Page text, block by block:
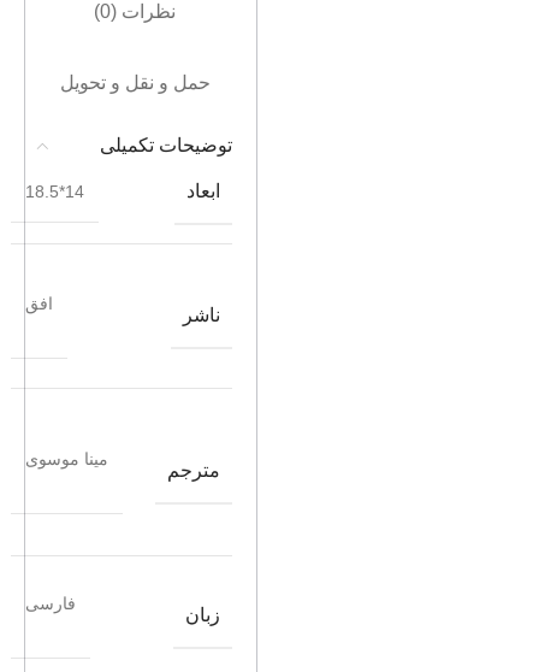
نظرات (0)
حمل و نقل و تحویل
توضیحات تکمیلی
ابعاد 14*18.5
ناشر
افق
مترجم
مینا موسوی
زبان
فارسی